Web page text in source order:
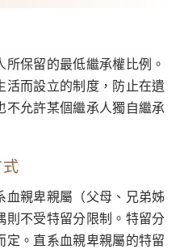
保留的最低繼承權比例。
而設立的制度，防止在遺
不允許某個繼承人獨自繼承
血親卑親屬（父母、兄弟姊
則不受特留分限制。特留分
定。直系血親卑親屬的特留